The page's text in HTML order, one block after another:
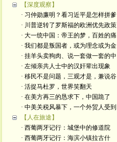
【深度观察】
· 习仲勋廉明？看习近平是怎样拼爹
· 川普逆转了罗斯福的欧洲优先政策
· 大一统中国：帝王的梦，百姓的痛
· 我们都是叛国者，或为理念或为金
· 挂羊头卖狗肉、说一套做一套的中
· 左倾亲共人士中的汉奸辈出现象
· 移民不是问题，三观才是，兼说谷
· 活捉马杜罗，世界笑翻天
· 在美方再三的恳求下，中国跪了
· 中美关税风暴下，一个外贸人受到
【人在旅途】
· 西葡两牙记行：城堡中的修道院
· 西葡两牙记行：海滨小镇拉古什